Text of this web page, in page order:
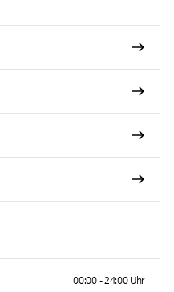
00:00 - 24:00 Uhr